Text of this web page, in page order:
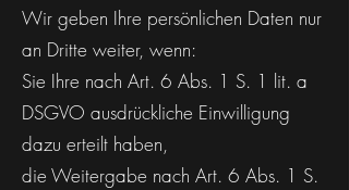
Wir geben Ihre persönlichen Daten nur
an Dritte weiter, wenn:
Sie Ihre nach Art. 6 Abs. 1 S. 1 lit. a
DSGVO ausdrückliche Einwilligung
dazu erteilt haben,
die Weitergabe nach Art. 6 Abs. 1 S.